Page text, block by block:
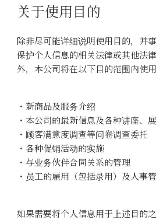
关于使用目的
除非尽可能详细说明使用目的，并
保护个人信息的相关法律或其他法
外，本公司将在以下目的范围内使用
・新商品及服务介绍
・本公司的最新信息及各种讲座、
・顾客满意度调查等问卷调查委托
・各种促销活动的实施
・与业务伙伴合同关系的管理
・员工的雇用（包括录用）及人事
如果需要将个人信息用于上述目的